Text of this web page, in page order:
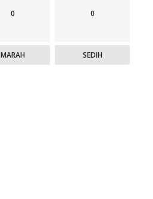
0
MARAH
0
SEDIH